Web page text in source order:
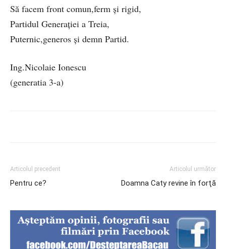
Să facem front comun,ferm și rigid,
Partidul Generației a Treia,
Puternic,generos și demn Partid.
Ing.Nicolaie Ionescu
(generatia 3-a)
Articolul precedent
Pentru ce?
Articolul următor
Doamna Caty revine în forţă